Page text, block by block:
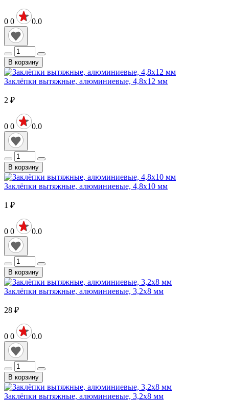
0 0 0.0
В корзину
Заклёпки вытяжные, алюминиевые, 4,8х12 мм
2 ₽
0 0 0.0
В корзину
Заклёпки вытяжные, алюминиевые, 4,8х10 мм
1 ₽
0 0 0.0
В корзину
Заклёпки вытяжные, алюминиевые, 3,2х8 мм
28 ₽
0 0 0.0
В корзину
Заклёпки вытяжные, алюминиевые, 3,2х8 мм